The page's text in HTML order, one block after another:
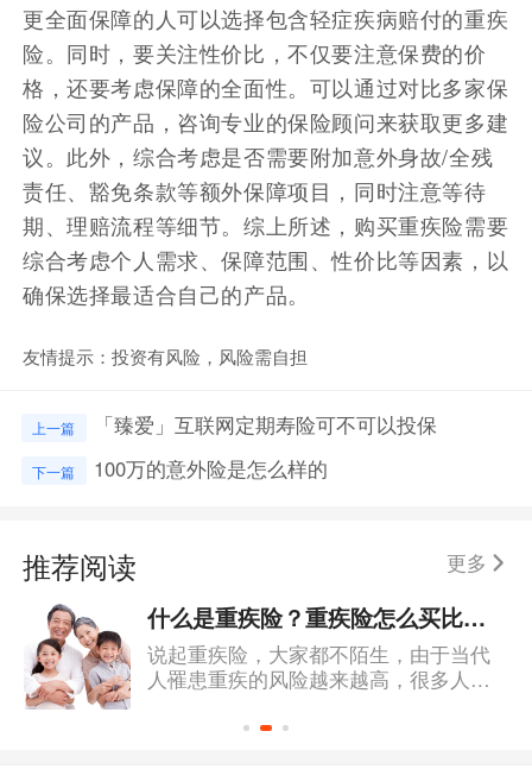
更全面保障的人可以选择包含轻症疾病赔付的重疾
险。同时，要关注性价比，不仅要注意保费的价
格，还要考虑保障的全面性。可以通过对比多家保
险公司的产品，咨询专业的保险顾问来获取更多建
议。此外，综合考虑是否需要附加意外身故/全残
责任、豁免条款等额外保障项目，同时注意等待
期、理赔流程等细节。综上所述，购买重疾险需要
综合考虑个人需求、保障范围、性价比等因素，以
确保选择最适合自己的产品。
友情提示：投资有风险，风险需自担
上一篇 「臻爱」互联网定期寿险可不可以投保
下一篇 100万的意外险是怎么样的
推荐阅读 更多
什么是重疾险？重疾险怎么买比较划算？
说起重疾险，大家都不陌生，由于当代
人罹患重疾的风险越来越高，很多人都
风险，那么重疾险投保要注意什么呢？